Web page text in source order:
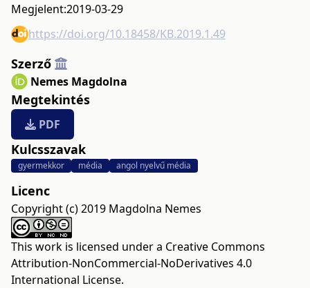
Megjelent:2019-03-29
https://doi.org/10.18458/KB.2019.1.49
Szerző
Nemes Magdolna
Megtekintés
PDF
Kulcsszavak
gyermekkor média angol nyelvű média
Licenc
Copyright (c) 2019 Magdolna Nemes
This work is licensed under a Creative Commons
Attribution-NonCommercial-NoDerivatives 4.0
International License.